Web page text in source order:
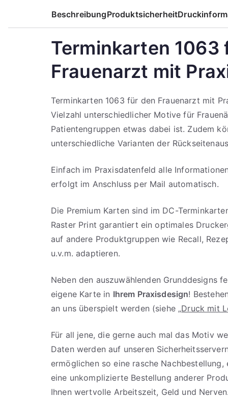
BeschreibungProduktsicherheit
Terminkarten 1063
Frauenarzt mit
Terminkarten 1063 für den Frauenarzt mit
Vielzahl unterschiedlicher Motive für
Patientengruppen etwas dabei ist. Zudem
unterschiedliche Varianten der
Einfach im Praxisdatenfeld alle
erfolgt im Anschluss per Mail automatisch.
Die Premium Karten sind im DC-
Raster Print garantiert ein optimales
auf andere Produktgruppen wie Recall,
u.v.m. adaptieren.
Neben den auszuwählenden Grunddesigns
eigene Karte in Ihrem Praxisdesign!
an uns überspielt werden (siehe „Druck mit
Für all jene, die gerne auch mal das Motiv
Daten werden auf unseren
ermöglichen so eine rasche
eine unkomplizierte Bestellung anderer
Ihnen wertvolle Arbeitszeit, Geld und